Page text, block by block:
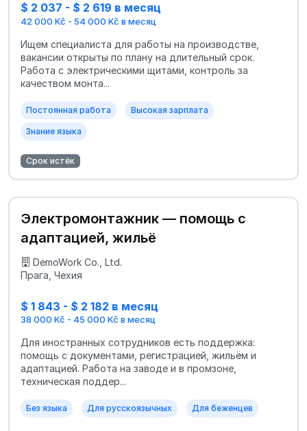
$ 2 037 - $ 2 619 в месяц
42 000 Kč - 54 000 Kč в месяц
Ищем специалиста для работы на производстве,
вакансии открыты по плану на длительный срок.
Работа с электрическими щитами, контроль за
качеством монта...
Постоянная работа Высокая зарплата
Знание языка
Срок истёк
Электромонтажник — помощь с
адаптацией, жильё
DemoWork Co., Ltd.
Прага, Чехия
$ 1 843 - $ 2 182 в месяц
38 000 Kč - 45 000 Kč в месяц
Для иностранных сотрудников есть поддержка:
помощь с документами, регистрацией, жильём и
адаптацией. Работа на заводе и в промзоне,
техническая поддер...
Без языка Для русскоязычных Для беженцев